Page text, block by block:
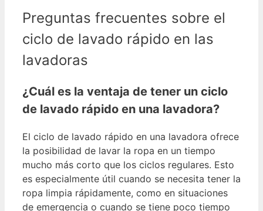
Preguntas frecuentes sobre el
ciclo de lavado rápido en las
lavadoras
¿Cuál es la ventaja de tener un ciclo
de lavado rápido en una lavadora?
El ciclo de lavado rápido en una lavadora ofrece
la posibilidad de lavar la ropa en un tiempo
mucho más corto que los ciclos regulares. Esto
es especialmente útil cuando se necesita tener la
ropa limpia rápidamente, como en situaciones
de emergencia o cuando se tiene poco tiempo